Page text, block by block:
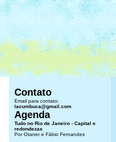
Contato
Email para contato:
lacumbuca@gmail.com
Agenda
Tudo no Rio de Janeiro - Capital e
redondezas
Por Otaner e Fábio Fernandes